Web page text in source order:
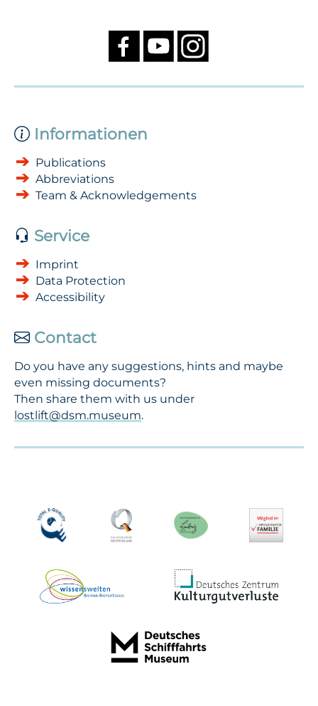
Informationen
Publications
Abbreviations
Team & Acknowledgements
Service
Imprint
Data Protection
Accessibility
Contact
Do you have any suggestions, hints and maybe
even missing documents?
Then share them with us under
lostlift@dsm.museum.